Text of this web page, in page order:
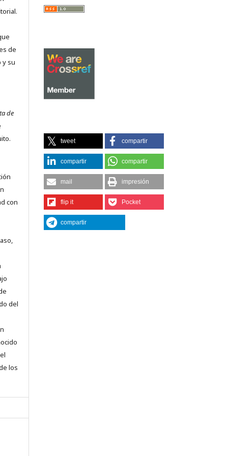
de
y su
de
con
del
los
tweet compartir
compartir compartir
mail impresión
flip it Pocket
compartir